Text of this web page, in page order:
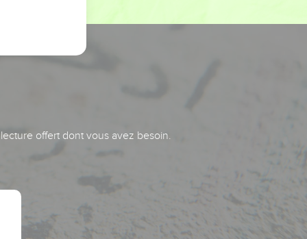
offert dont vous avez besoin.